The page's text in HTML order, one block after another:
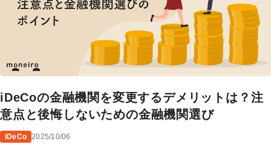
iDeCoの金融機関を変更するデメリットは？注
意点と後悔しないための金融機関選び
iDeCo 2025/10/06